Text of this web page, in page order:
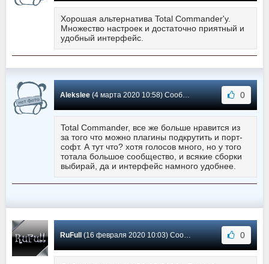
Хорошая альтернатива Total Commander'у.
Множество настроек и достаточно приятный и
удобный интерфейс.
Alekslee(4 марта 2020 10:58) Сообщение #590 0
Total Commander, все же больше нравится из
за того что можно плагины подкрутить и порт-
софт. А тут что? хотя голосов много, но у того
тотала большое сообщество, и всякие сборки
выбирай, да и интерфейс намного удобнее.
RuFull(16 февраля 2020 10:03) Сообщение #589 0